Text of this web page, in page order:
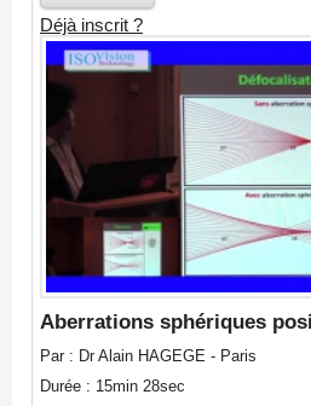
Déjà inscrit ?
Aberrations sphériques
Par : Dr Alain HAGEGE - Paris
Durée : 15min 28sec